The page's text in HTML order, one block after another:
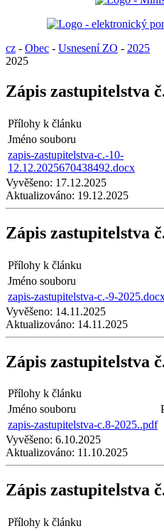
cz - Obec - Usnesení ZO - 2025
2025
Zápis zastupitelstva
Přílohy k článku
Jméno souboru
zapis-zastupitelstva-c.-10-
12.12.2025670438492.docx
Vyvěšeno: 17.12.2025
Aktualizováno: 19.12.2025
Zápis zastupitelstva
Přílohy k článku
Jméno souboru
zapis-zastupitelstva-c.-9-
Vyvěšeno: 14.11.2025
Aktualizováno: 14.11.2025
Zápis zastupitelstva
Přílohy k článku
Jméno souboru
zapis-zastupitelstva-c.8-2025..pdf
Vyvěšeno: 6.10.2025
Aktualizováno: 11.10.2025
Zápis zastupitelstva
Přílohy k článku